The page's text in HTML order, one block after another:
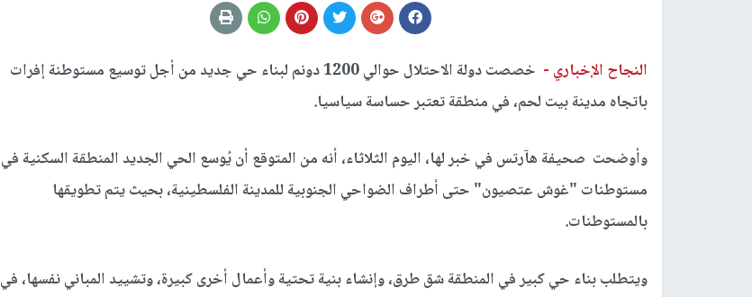
النجاح الإخباري -
خصصت دولة الاحتلال حوالي 1200 دونم لبناء حي جديد من أجل توسيع مستوطنة إفرات
باتجاه مدينة بيت لحم، في منطقة تعتبر حساسة سياسيا.
وأوضحت صحيفة هآرتس في خبر لها، اليوم الثلاثاء، أنه من المتوقع أن يُوسع الحي الجديد المنطقة السكنية في
مستوطنات "غوش عتصيون" حتى أطراف الضواحي الجنوبية للمدينة الفلسطينية، بحيث يتم تطويقها
بالمستوطنات.
ويتطلب بناء حي كبير في المنطقة شق طرق، وإنشاء بنية تحتية وأعمال أخرى كبيرة، وتشييد المباني نفسها، في